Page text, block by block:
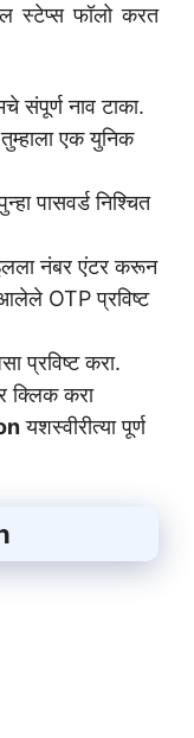
स्टेप्स फॉलो करत
संपूर्ण नाव टाका.
एक युनिक
पासवर्ड निश्चित
नंबर एंटर करून
OTP प्रविष्ट
प्रविष्ट करा.
क्लिक करा
यशस्वीरीत्या पूर्ण